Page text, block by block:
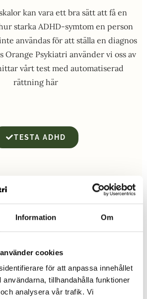
Information Om
cookies
för att anpassa innehållet
användarna, tillhandahålla funktioner
analysera vår trafik. Vi
kan vara ett bra sätt att få en
starka ADHD-symtom en person
användas för att ställa en diagnos
Orange Psykiatri använder vi oss av
vårt test med automatiserad
rättning här
TESTA ADHD
skalan är att den är utprövad via
blir bilden tydligare vad gäller dina
det är värt det för dig att genomgå
går den snabbt att genomföra –